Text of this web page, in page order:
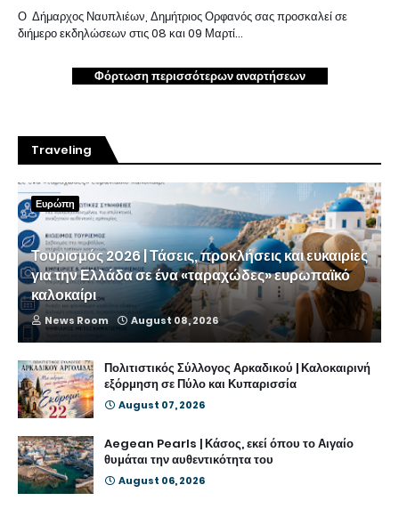
Ο Δήμαρχος Ναυπλιέων, Δημήτριος Ορφανός σας προσκαλεί σε
διήμερο εκδηλώσεων στις 08 και 09 Μαρτί…
Φόρτωση περισσότερων αναρτήσεων
Traveling
Ευρώπη
Τουρισμός 2026 | Τάσεις, προκλήσεις και ευκαιρίες
για την Ελλάδα σε ένα «ταραχώδες» ευρωπαϊκό
καλοκαίρι
News Room August 08, 2026
Πολιτιστικός Σύλλογος Αρκαδικού | Καλοκαιρινή
εξόρμηση σε Πύλο και Κυπαρισσία
August 07, 2026
Aegean Pearls | Κάσος, εκεί όπου το Αιγαίο
θυμάται την αυθεντικότητα του
August 06, 2026